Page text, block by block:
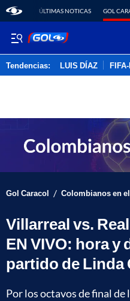
ÚLTIMAS NOTICAS GOL
Tendencias: LUIS DÍAZ
Gol Caracol / Colombianos en
Villarreal vs.
EN VIVO: hora y
partido de Linda
Por los octavos de final de